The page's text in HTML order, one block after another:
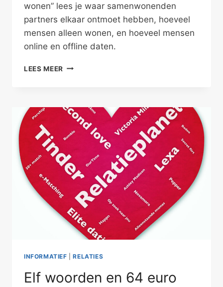
wonen” lees je waar samenwonenden
partners elkaar ontmoet hebben, hoeveel
mensen alleen wonen, en hoeveel mensen
online en offline daten.
LEES MEER ONLINE
WONEN
DEEL
IV
INFORMATIEF |RELATIES
Elf woorden en 64 euro